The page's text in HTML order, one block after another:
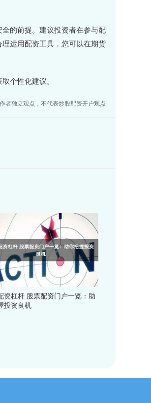
的前提。建议投资者在参与配
运用配资工具，您可以在期货
个性化建议。
者独立观点，不代表炒股配资开户观点
资杠杆 股票配资门户一览：助
投资良机